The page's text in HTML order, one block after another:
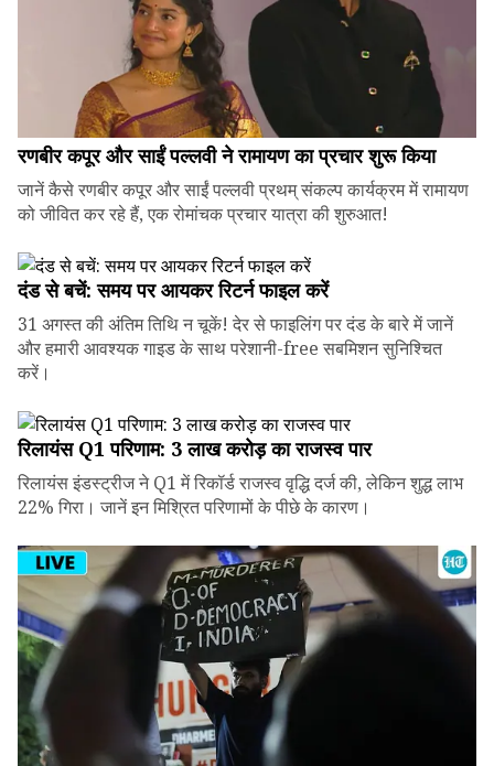
रणबीर कपूर और साईं पल्लवी ने रामायण का प्रचार शुरू किया
जानें कैसे रणबीर कपूर और साईं पल्लवी प्रथम् संकल्प कार्यक्रम में रामायण
को जीवित कर रहे हैं, एक रोमांचक प्रचार यात्रा की शुरुआत!
दंड से बचें: समय पर आयकर रिटर्न फाइल करें
31 अगस्त की अंतिम तिथि न चूकें! देर से फाइलिंग पर दंड के बारे में जानें
और हमारी आवश्यक गाइड के साथ परेशानी-free सबमिशन सुनिश्चित
करें।
रिलायंस Q1 परिणाम: ₹3 लाख करोड़ का राजस्व पार
रिलायंस इंडस्ट्रीज ने Q1 में रिकॉर्ड राजस्व वृद्धि दर्ज की, लेकिन शुद्ध लाभ
22% गिरा। जानें इन मिश्रित परिणामों के पीछे के कारण।